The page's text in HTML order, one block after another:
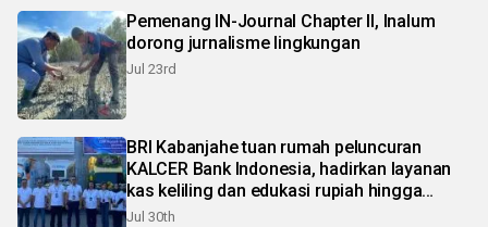
Pemenang IN-Journal Chapter II, Inalum
dorong jurnalisme lingkungan
Jul 23rd
BRI Kabanjahe tuan rumah peluncuran
KALCER Bank Indonesia, hadirkan layanan
kas keliling dan edukasi rupiah hingga
pelosok Karo
Jul 30th